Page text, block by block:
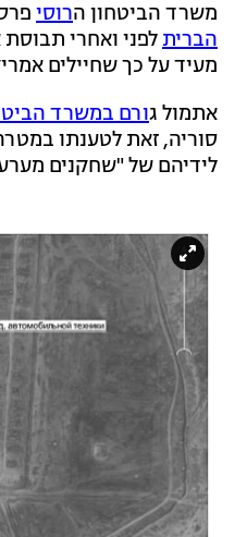
משרד הביטחון הרוסי
הבריתלפני ואחרי תבוסת
מעיד על כך שחיילים
אתמול גורם במשרד
סוריה, זאת לטענתו
לידיהם של "שחקנים